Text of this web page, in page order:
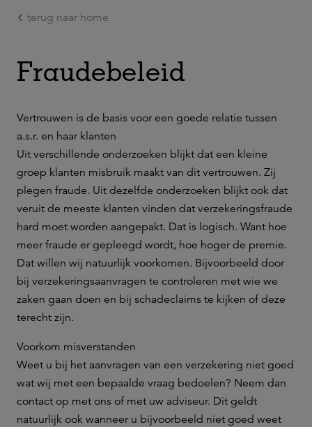
Ga naar de hoofdinhoud
terug naar home
Fraudebeleid
Vertrouwen is de basis voor een goede relatie tussen
a.s.r. en haar klanten
Uit verschillende onderzoeken blijkt dat een kleine
groep klanten misbruik maakt van dit vertrouwen. Zij
plegen fraude. Uit dezelfde onderzoeken blijkt ook dat
veruit de meeste klanten vinden dat verzekeringsfraude
hard moet worden aangepakt. Dat is logisch. Want hoe
meer fraude er gepleegd wordt, hoe hoger de premie.
Dat willen wij natuurlijk voorkomen. Bijvoorbeeld door
bij verzekeringsaanvragen te controleren met wie we
zaken gaan doen en bij schadeclaims te kijken of deze
terecht zijn.
Voorkom misverstanden
Weet u bij het aanvragen van een verzekering niet goed
wat wij met een bepaalde vraag bedoelen? Neem dan
contact op met ons of met uw adviseur. Dit geldt
natuurlijk ook wanneer u bijvoorbeeld niet goed weet